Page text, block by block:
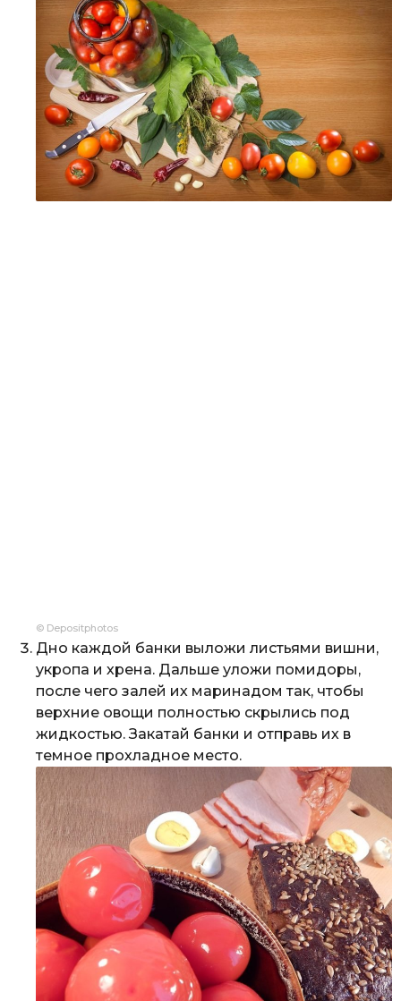
© Depositphotos
Дно каждой банки выложи листьями вишни,
укропа и хрена. Дальше уложи помидоры,
после чего залей их маринадом так, чтобы
верхние овощи полностью скрылись под
жидкостью. Закатай банки и отправь их в
темное прохладное место.